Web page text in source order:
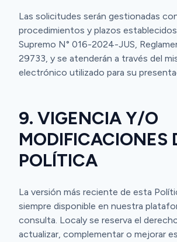
Las solicitudes serán gestionadas
procedimientos y plazos
Supremo N° 016-2024-JUS,
29733, y se atenderán a través del
electrónico utilizado para su
9. VIGENCIA Y/O
MODIFICACIONES
POLÍTICA
La versión más reciente de esta
siempre disponible en nuestra
consulta. Localy se reserva el
actualizar, complementar o mejorar